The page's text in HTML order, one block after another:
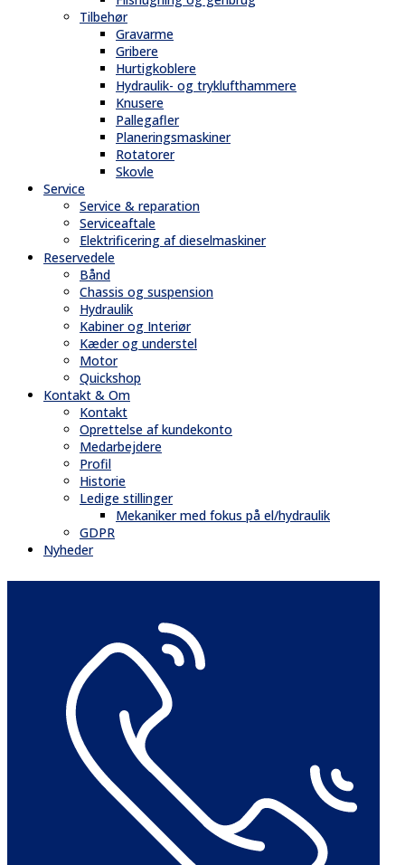
Tilbehør
Gravarme
Gribere
Hurtigkoblere
Hydraulik- og tryklufthammere
Knusere
Pallegafler
Planeringsmaskiner
Rotatorer
Skovle
Service
Service & reparation
Serviceaftale
Elektrificering af dieselmaskiner
Reservedele
Bånd
Chassis og suspension
Hydraulik
Kabiner og Interiør
Kæder og understel
Motor
Quickshop
Kontakt & Om
Kontakt
Oprettelse af kundekonto
Medarbejdere
Profil
Historie
Ledige stillinger
Mekaniker med fokus på el/hydraulik
GDPR
Nyheder